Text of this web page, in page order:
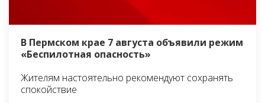
В Пермском крае 7 августа объявили режим
«Беспилотная опасность»
Жителям настоятельно рекомендуют сохранять
спокойствие